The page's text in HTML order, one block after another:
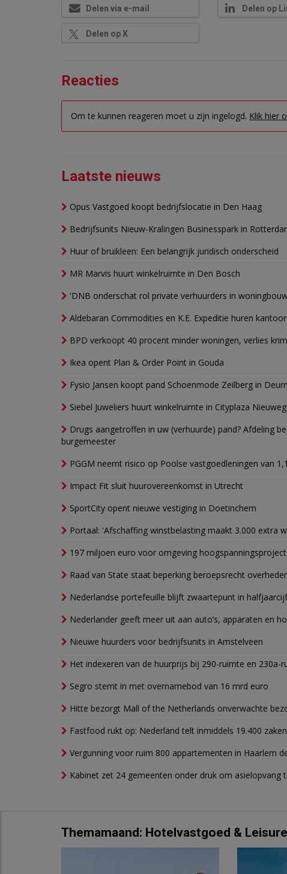
Delen via e-mail Delen op
Delen op X
Reacties
Om te kunnen reageren moet u zijn ingelogd. Klik hier
Laatste nieuws
Opus Vastgoed koopt bedrijfslocatie in Den Haag
Bedrijfsunits Nieuw-Kralingen Businesspark in
Huur of bruikleen: Een belangrijk juridisch onderscheid
MR Marvis huurt winkelruimte in Den Bosch
'DNB onderschat rol private verhuurders in
Aldebaran Commodities en K.E. Expeditie huren
BPD verkoopt 40 procent minder woningen, verlies
Ikea opent Plan & Order Point in Gouda
Fysio Jansen koopt pand Schoenmode Zeilberg in
Siebel Juweliers huurt winkelruimte in Cityplaza
Drugs aangetroffen in uw (verhuurde) pand? Afdeling
burgemeester
PGGM neemt risico op Poolse vastgoedleningen van
Impact Fit sluit huurovereenkomst in Utrecht
SportCity opent nieuwe vestiging in Doetinchem
Portaal: 'Afschaffing winstbelasting maakt 3.000 extra
197 miljoen euro voor omgeving
Raad van State staat beperking beroepsrecht
Nederlandse portefeuille blijft zwaartepunt in
Nederlander geeft meer uit aan auto’s, apparaten en
Nieuwe huurders voor bedrijfsunits in Amstelveen
Het indexeren van de huurprijs bij 290-ruimte en 230a-
Segro stemt in met overnamebod van 16 mrd euro
Hitte bezorgt Mall of the Netherlands onverwachte
Fastfood rukt op: Nederland telt inmiddels 19.400 zaken
Vergunning voor ruim 800 appartementen in Haarlem
Kabinet zet 24 gemeenten onder druk om asielopvang
Themamaand: Hotelvastgoed & Leisure